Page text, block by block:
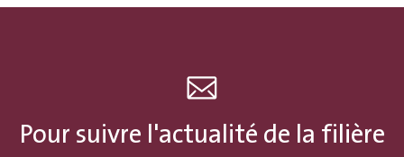
Pour suivre l'actualité de la filière